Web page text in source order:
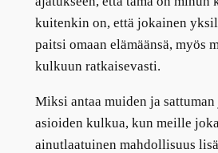
kuitenkin on, että jokainen
paitsi omaan elämäänsä, myös
kulkuun ratkaisevasti.
Miksi antaa muiden ja
asioiden kulkua, kun meille
ainutlaatuinen mahdollisuus